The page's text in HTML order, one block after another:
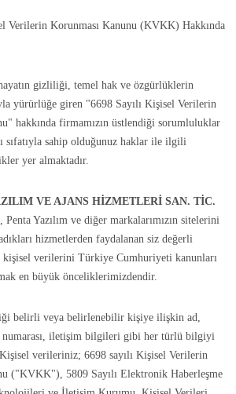
Verilerin Korunması Kanunu (KVKK) Hakkında
gizliliği, temel hak ve özgürlüklerin
yürürlüğe giren "6698 Sayılı Kişisel Verilerin
hakkında firmamızın üstlendiği sorumluluklar
sıfatıyla sahip olduğunuz haklar ile ilgili
yer almaktadır.
VE AJANS HİZMETLERİ SAN. TİC.
Penta Yazılım ve diğer markalarımızın sitelerini
hizmetlerden faydalanan siz değerli
kişisel verilerini Türkiye Cumhuriyeti kanunları
en büyük önceliklerimizdendir.
belirli veya belirlenebilir kişiye ilişkin ad,
iletişim bilgileri gibi her türlü bilgiyi
verileriniz; 6698 sayılı Kişisel Verilerin
("KVKK"), 5809 Sayılı Elektronik Haberleşme